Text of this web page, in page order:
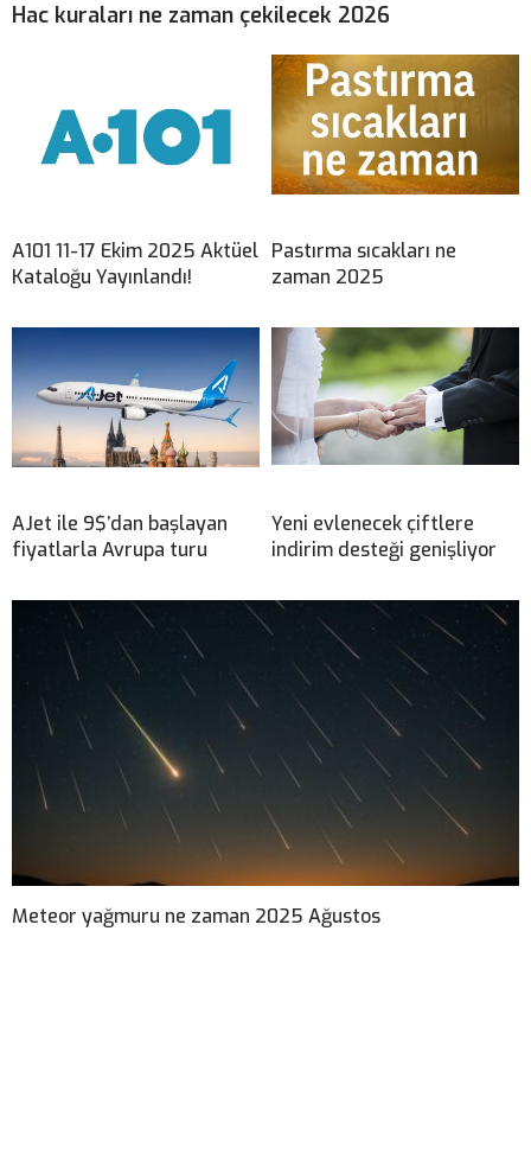
Hac kuraları ne zaman çekilecek 2026
A101 11-17 Ekim 2025 Aktüel
Kataloğu Yayınlandı!
Pastırma sıcakları ne
zaman 2025
AJet ile 9$’dan başlayan
fiyatlarla Avrupa turu
Yeni evlenecek çiftlere
indirim desteği genişliyor
Meteor yağmuru ne zaman 2025 Ağustos